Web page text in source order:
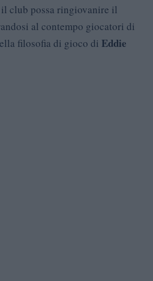
club possa ringiovanire il
al contempo giocatori di
filosofia di gioco di Eddie